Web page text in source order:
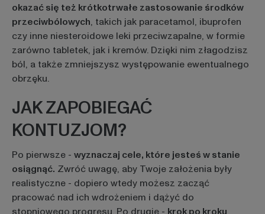
okazać się też krótkotrwałe zastosowanie środków
przeciwbólowych, takich jak paracetamol, ibuprofen
czy inne niesteroidowe leki przeciwzapalne, w formie
zarówno tabletek, jak i kremów. Dzięki nim złagodzisz
ból, a także zmniejszysz występowanie ewentualnego
obrzęku.
JAK ZAPOBIEGAĆ
KONTUZJOM?
Po pierwsze - wyznaczaj cele, które jesteś w stanie
osiągnąć. Zwróć uwagę, aby Twoje założenia były
realistyczne - dopiero wtedy możesz zacząć
pracować nad ich wdrożeniem i dążyć do